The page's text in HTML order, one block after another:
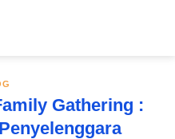
Gathering :